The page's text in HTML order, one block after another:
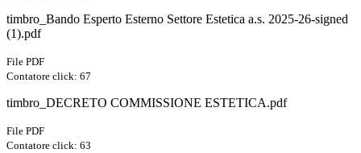
timbro_Bando Esperto Esterno Settore Estetica a.s. 2025-26-signed
(1).pdf
File PDF
Contatore click: 67
timbro_DECRETO COMMISSIONE ESTETICA.pdf
File PDF
Contatore click: 63